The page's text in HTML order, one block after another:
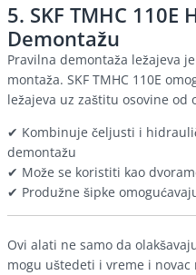
5. SKF TMHC
Demontažu
Pravilna demontaža ležajeva
montaža. SKF TMHC 110E
ležajeva uz zaštitu osovine od
✔ Kombinuje čeljusti i
demontažu
✔ Može se koristiti kao
✔ Produžne šipke
Ovi alati ne samo da
mogu uštedeti i vreme i